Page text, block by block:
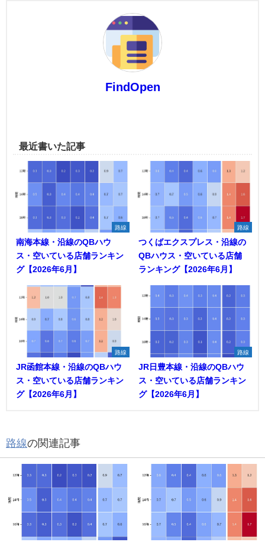
FindOpen
最近書いた記事
路線
南海本線・沿線のQBハウ
ス・空いている店舗ランキン
グ【2026年6月】
路線
つくばエクスプレス・沿線の
QBハウス・空いている店舗
ランキング【2026年6月】
路線
JR函館本線・沿線のQBハウ
ス・空いている店舗ランキン
グ【2026年6月】
路線
JR日豊本線・沿線のQBハウ
ス・空いている店舗ランキン
グ【2026年6月】
路線の関連記事